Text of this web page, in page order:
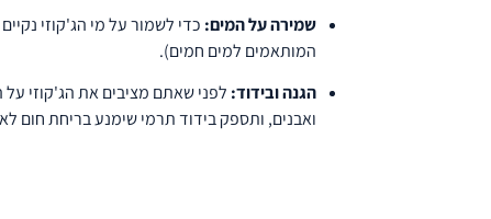
שמירה על המים: כדי לשמור על מי הג'קוזי
המותאמים למים חמים).
הגנה ובידוד: לפני שאתם מציבים את הג'קוזי
ואבנים, ותספק בידוד תרמי שימנע בריחת חום